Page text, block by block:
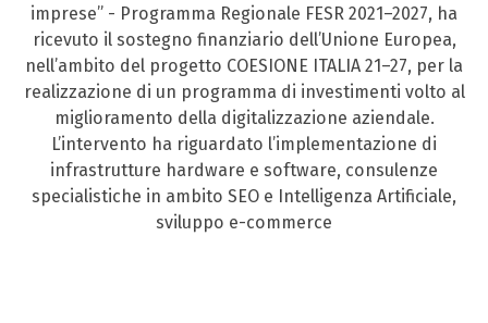
imprese” - Programma Regionale FESR 2021–2027, ha
ricevuto il sostegno finanziario dell’Unione Europea,
nell’ambito del progetto COESIONE ITALIA 21–27, per la
realizzazione di un programma di investimenti volto al
miglioramento della digitalizzazione aziendale.
L’intervento ha riguardato l’implementazione di
infrastrutture hardware e software, consulenze
specialistiche in ambito SEO e Intelligenza Artificiale,
sviluppo e-commerce